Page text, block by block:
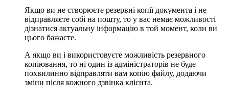
Якщо ви не створюєте резервні копії документа і не
відправляєте собі на пошту, то у вас немає можливості
дізнатися актуальну інформацію в той момент, коли ви
цього бажаєте.
А якщо ви і використовуєте можливість резервного
копіювання, то ні один із адміністраторів не буде
похвилинно відправляти вам копію файлу, додаючи
зміни після кожного дзвінка клієнта.